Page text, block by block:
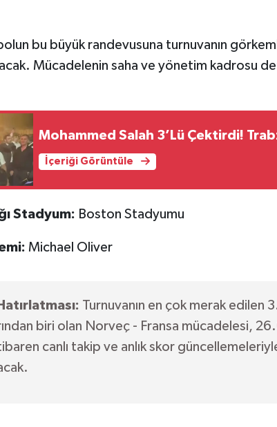
bu büyük randevusuna turnuvanın
Mücadelenin saha ve yönetim kadrosu
Mohammed Salah 3’Lü Çektirdi!
İçeriği Görüntüle
Stadyum: Boston Stadyumu
Michael Oliver
Turnuvanın en çok merak edilen
biri olan Norveç - Fransa mücadelesi,
canlı takip ve anlık skor